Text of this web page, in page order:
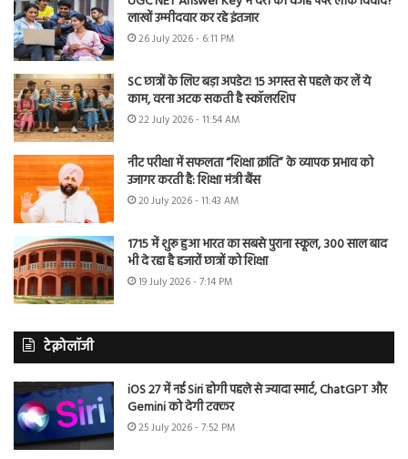
लाखों उम्मीदवार कर रहे इंतजार
26 July 2026 - 6:11 PM
SC छात्रों के लिए बड़ा अपडेट! 15 अगस्त से पहले कर लें ये
काम, वरना अटक सकती है स्कॉलरशिप
22 July 2026 - 11:54 AM
नीट परीक्षा में सफलता “शिक्षा क्रांति” के व्यापक प्रभाव को
उजागर करती है: शिक्षा मंत्री बैंस
20 July 2026 - 11:43 AM
1715 में शुरू हुआ भारत का सबसे पुराना स्कूल, 300 साल बाद
भी दे रहा है हजारों छात्रों को शिक्षा
19 July 2026 - 7:14 PM
टेक्नोलॉजी
iOS 27 में नई Siri होगी पहले से ज्यादा स्मार्ट, ChatGPT और
Gemini को देगी टक्कर
25 July 2026 - 7:52 PM